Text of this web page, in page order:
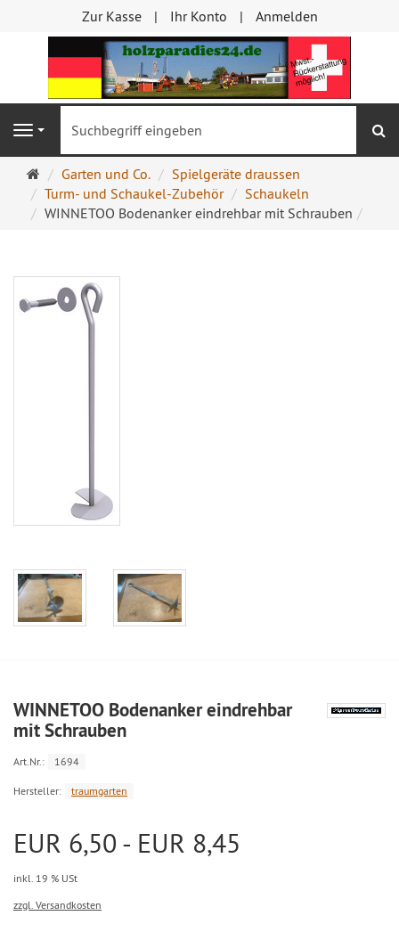
Zur Kasse Ihr Konto Anmelden
Navigation
Startseite
Garten und Co.
Spielgeräte draussen
Turm- und Schaukel-Zubehör
Schaukeln
WINNETOO Bodenanker eindrehbar mit Schrauben
WINNETOO Bodenanker eindrehbar
mit Schrauben
Art.Nr.: 1694
Hersteller: traumgarten
EUR 6,50 - EUR 8,45
inkl. 19 % USt
zzgl. Versandkosten